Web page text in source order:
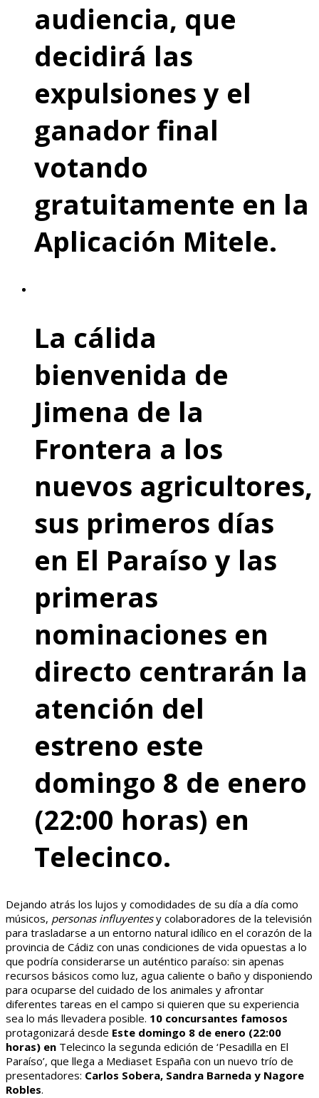
audiencia, que
decidirá las
expulsiones y el
ganador final
votando
gratuitamente en la
Aplicación Mitele.
La cálida
bienvenida de
Jimena de la
Frontera a los
nuevos agricultores,
sus primeros días
en El Paraíso y las
primeras
nominaciones en
directo centrarán la
atención del
estreno este
domingo 8 de enero
(22:00 horas) en
Telecinco.
Dejando atrás los lujos y comodidades de su día a día como
músicos, personas influyentesy colaboradores de la televisión
para trasladarse a un entorno natural idílico en el corazón de la
provincia de Cádiz con unas condiciones de vida opuestas a lo
que podría considerarse un auténtico paraíso: sin apenas
recursos básicos como luz, agua caliente o baño y disponiendo
para ocuparse del cuidado de los animales y afrontar
diferentes tareas en el campo si quieren que su experiencia
sea lo más llevadera posible. 10 concursantes famosos
protagonizará desde Este domingo 8 de enero (22:00
horas) en Telecinco la segunda edición de ‘Pesadilla en El
Paraíso’, que llega a Mediaset España con un nuevo trío de
presentadores: Carlos Sobera, Sandra Barneda y Nagore
Robles.